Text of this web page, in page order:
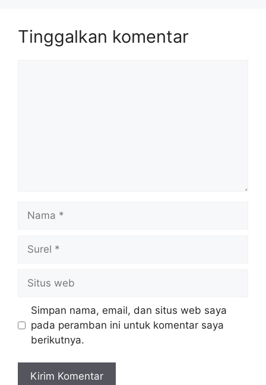
Tinggalkan komentar
web
Simpan nama, email, dan situs web saya
pada peramban ini untuk komentar saya
berikutnya.